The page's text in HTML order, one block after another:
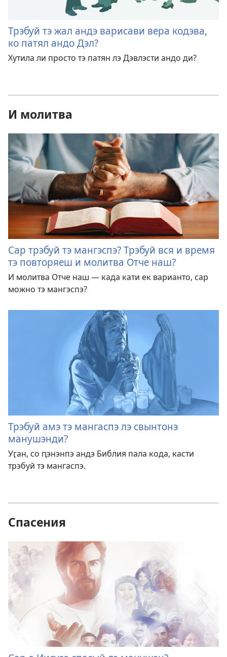
Трэбуй тэ жал андэ варисави вера кодэва,
ко патял андо Дэл?
Хутила ли просто тэ патян лэ Дэвлэсти андо ди?
И молитва
Сар трэбуй тэ мангэспэ? Трэбуй вся и время
тэ повторяеш и молитва Отче наш?
И молитва Отче наш — када кати ек варианто, сар
можно тэ мангэспэ?
Трэбуй амэ тэ мангаспэ лэ свынтонэ
манушэнди?
Уӷан, со ԥэнэнпэ андэ Библия пала кода, касти
трэбуй тэ мангаспэ.
Спасения